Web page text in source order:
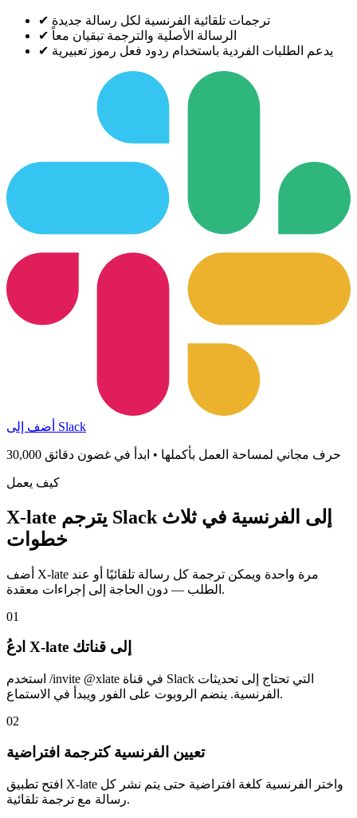
✔ ترجمات تلقائية الفرنسية لكل رسالة جديدة
✔ الرسالة الأصلية والترجمة تبقيان معاً
✔ يدعم الطلبات الفردية باستخدام ردود فعل رموز تعبيرية
أضف إلى Slack
30,000 حرف مجاني لمساحة العمل بأكملها • ابدأ في غضون دقائق
كيف يعمل
X-late يترجم Slack إلى الفرنسية في ثلاث
خطوات
أضف X-late مرة واحدة ويمكن ترجمة كل رسالة تلقائيًا أو عند
الطلب — دون الحاجة إلى إجراءات معقدة.
01
ادعُ X-late إلى قناتك
استخدم /invite @xlate في قناة Slack التي تحتاج إلى تحديثات
الفرنسية. ينضم الروبوت على الفور ويبدأ في الاستماع.
02
تعيين الفرنسية كترجمة افتراضية
افتح تطبيق X-late واختر الفرنسية كلغة افتراضية حتى يتم نشر كل
رسالة مع ترجمة تلقائية.